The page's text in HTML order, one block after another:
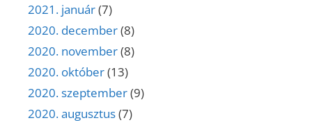
2021. január(7)
2020. december(8)
2020. november(8)
2020. október(13)
2020. szeptember(9)
2020. augusztus(7)